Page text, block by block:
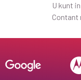
U kunt
Contant